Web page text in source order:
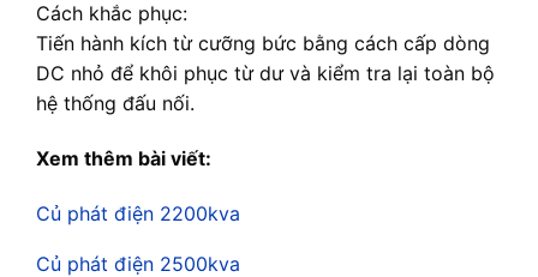
Cách khắc phục:
Tiến hành kích từ cưỡng bức bằng cách cấp dòng
DC nhỏ để khôi phục từ dư và kiểm tra lại toàn bộ
hệ thống đấu nối.
Xem thêm bài viết:
Củ phát điện 2200kva
Củ phát điện 2500kva